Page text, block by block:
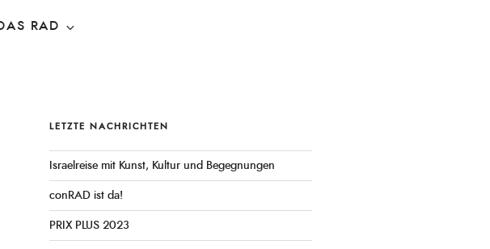
RAD
LETZTE NACHRICHTEN
Israelreise mit Kunst, Kultur und Begegnungen
conRAD ist da!
PRIX PLUS 2023